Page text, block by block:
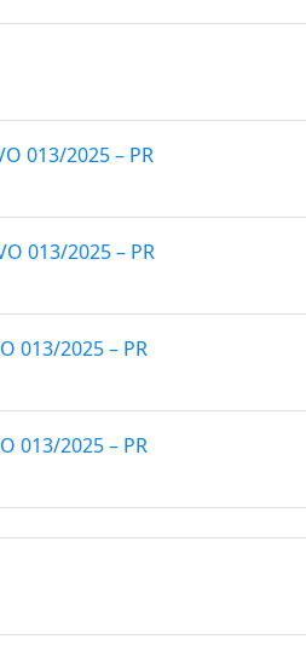
013/2025 – PR
013/2025 – PR
013/2025 – PR
013/2025 – PR